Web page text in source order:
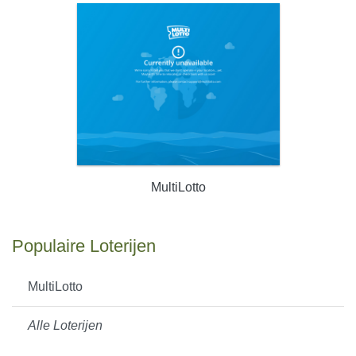
MultiLotto
Populaire Loterijen
MultiLotto
Alle Loterijen